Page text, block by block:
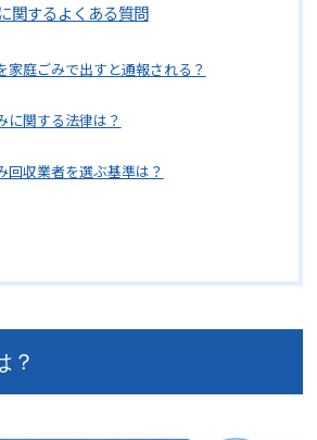
関するよくある質問
家庭ごみで出すと通報される？
に関する法律は？
回収業者を選ぶ基準は？
？